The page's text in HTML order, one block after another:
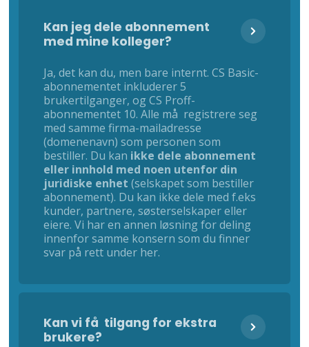
Kan jeg dele abonnement
med mine kolleger?
Ja, det kan du, men bare internt. CS Basic-
abonnementet inkluderer 5
brukertilganger, og CS Proff-
abonnementet 10. Alle må registrere seg
med samme firma-mailadresse
(domenenavn) som personen som
bestiller. Du kan ikke dele abonnement
eller innhold med noen utenfor din
juridiske enhet (selskapet som bestiller
abonnement). Du kan ikke dele med f.eks
kunder, partnere, søsterselskaper eller
eiere. Vi har en annen løsning for deling
innenfor samme konsern som du finner
svar på rett under her.
Kan vi få tilgang for ekstra
brukere?